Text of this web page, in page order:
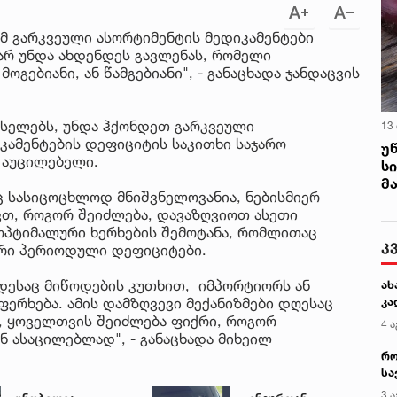
ასორტიმენტის მედიკამენტები
უნდა ახდენდეს გავლენას, რომელი
ან წამგებიანი", - განაცხადა ჯანდაცვის
უნდა ჰქონდეთ გარკვეული
დეფიციტის საკითხი საჯარო
მნიშვნელოვანია, ნებისმიერ
როგორ შეიძლება, დავაზღვიოთ ასეთი
ხერხების შემოტანა, რომლითაც
პერიოდული დეფიციტები.
მიწოდების კუთხით, იმპორტიორს ან
ამის დამზღვევი მექანიზმები დღესაც
ყოველთვის შეიძლება ფიქრი, როგორ
ასაცილებლად", - განაცხადა მიხეილ
13
4